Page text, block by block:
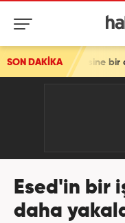
SON DAKİKA
vizesine bir darbe
Esed'in bir
daha